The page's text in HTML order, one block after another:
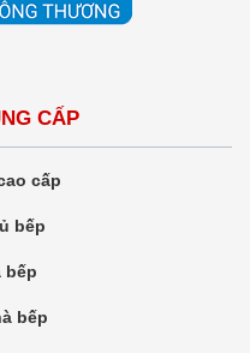
CẤP
cấp
bếp
bếp
bếp